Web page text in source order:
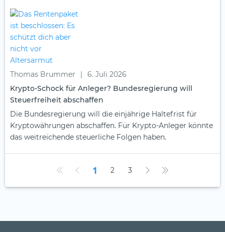
Thomas Brummer |
6. Juli 2026
Krypto-Schock für Anleger? Bundesregierung will
Steuerfreiheit abschaffen
Die Bundesregierung will die einjährige Haltefrist für
Kryptowährungen abschaffen. Für Krypto-Anleger könnte
das weitreichende steuerliche Folgen haben.
1 2 3